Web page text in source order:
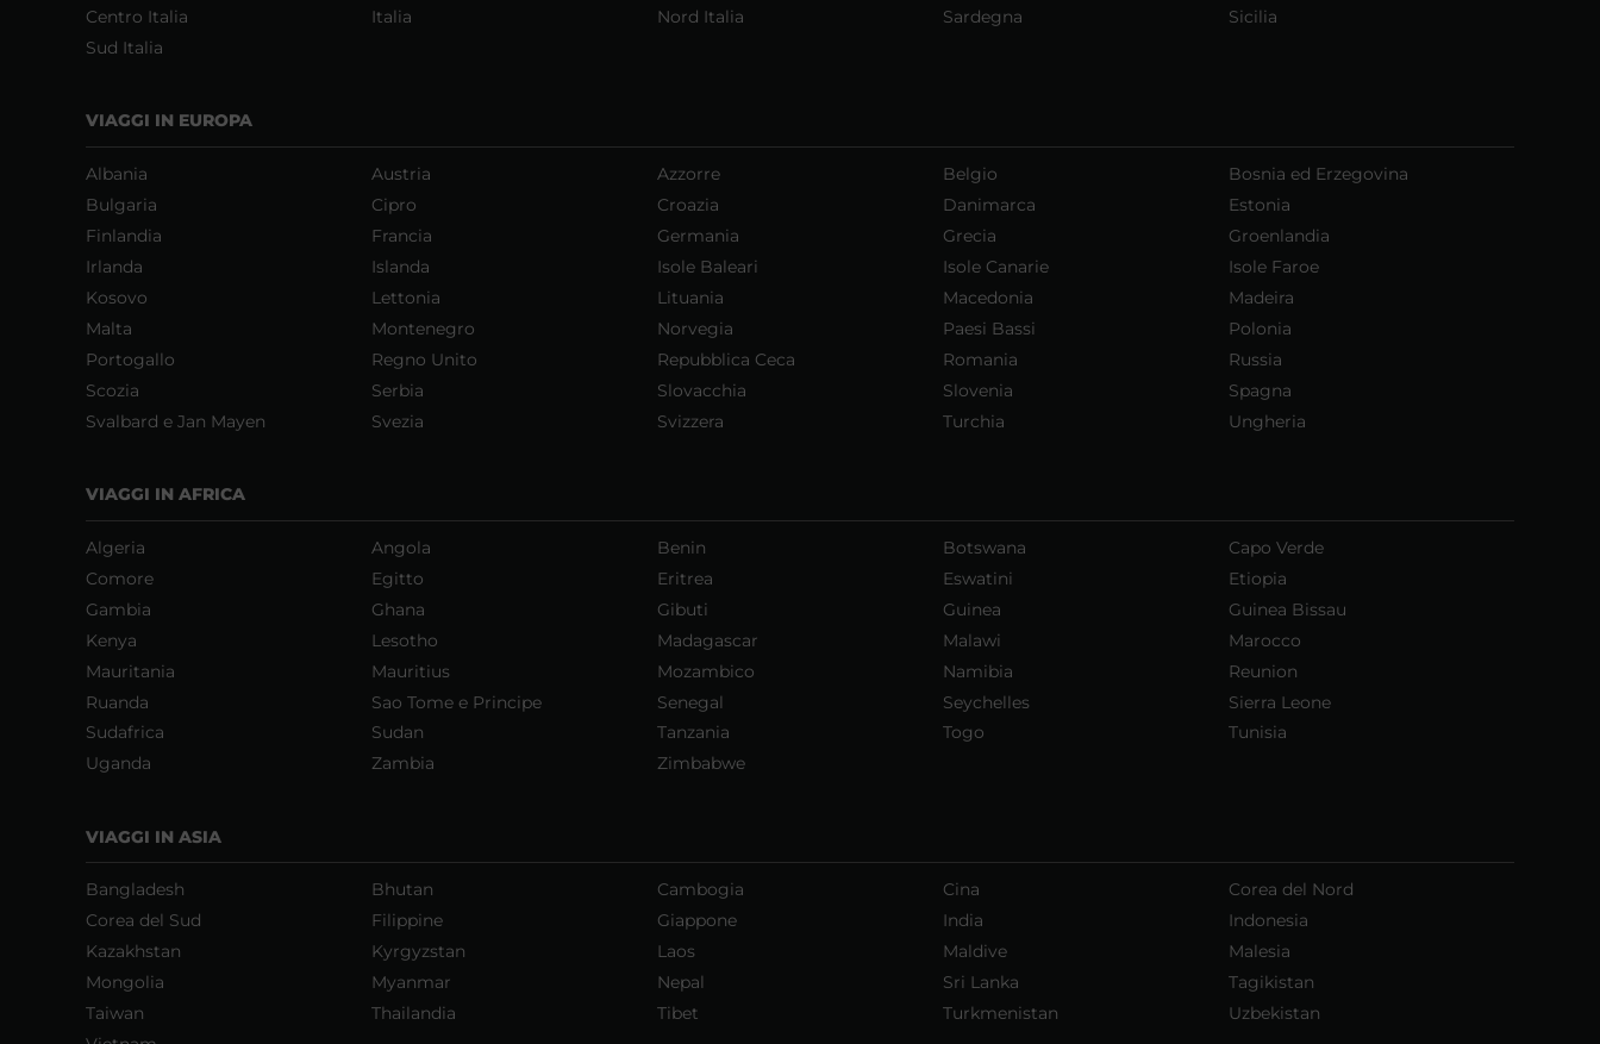
Centro Italia Italia Nord Italia Sardegna
Sicilia
Sud Italia
VIAGGI IN EUROPA
Albania Austria Azzorre Belgio
Bosnia ed Erzegovina
Bulgaria
Cipro Croazia Danimarca
Estonia
Finlandia
Francia Germania Grecia
Groenlandia
Irlanda
Islanda Isole Baleari Isole Canarie
Isole Faroe
Kosovo
Lettonia Lituania Macedonia
Madeira
Malta
Montenegro Norvegia Paesi Bassi
Polonia
Portogallo
Regno Unito Repubblica Ceca Romania
Russia
Scozia
Serbia Slovacchia Slovenia
Spagna
Svalbard e Jan Mayen
Svezia Svizzera Turchia Ungheria
VIAGGI IN AFRICA
Algeria Angola Benin Botswana
Capo Verde
Comore
Egitto Eritrea Eswatini
Etiopia
Gambia
Ghana Gibuti Guinea
Guinea Bissau
Kenya
Lesotho Madagascar Malawi
Marocco
Mauritania
Mauritius Mozambico Namibia
Reunion
Ruanda
Sao Tome e Principe Senegal Seychelles
Sierra Leone
Sudafrica
Sudan Tanzania Togo
Tunisia
Uganda
Zambia Zimbabwe
VIAGGI IN ASIA
Bangladesh Bhutan Cambogia Cina
Corea del Nord
Corea del Sud
Filippine Giappone India
Indonesia
Kazakhstan
Kyrgyzstan Laos Maldive
Malesia
Mongolia
Myanmar Nepal Sri Lanka
Tagikistan
Taiwan
Thailandia Tibet Turkmenistan
Uzbekistan